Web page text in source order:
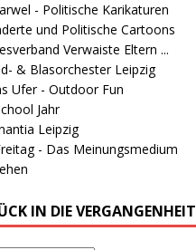
- Politische Karikaturen
und Politische Cartoons
Verwaiste Eltern ...
& Blasorchester Leipzig
Ufer - Outdoor Fun
Jahr
Leipzig
- Das Meinungsmedium
IN DIE VERGANGENHEIT